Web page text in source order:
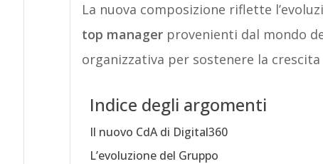
La nuova composizione riflette
top managerprovenienti dal mondo
organizzativa per sostenere la crescita
Indice degli argomenti
Il nuovo CdA di Digital360
L’evoluzione del Gruppo